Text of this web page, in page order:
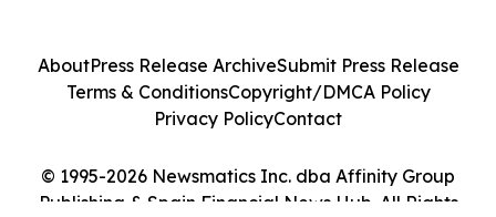
© 1995-2026 Newsmatics Inc. dba Affinity Group
Publishing & Spain Financial News Hub. All Rights
AboutPress Release ArchiveSubmit Press Release
Terms & ConditionsCopyright/DMCA Policy
Privacy PolicyContact